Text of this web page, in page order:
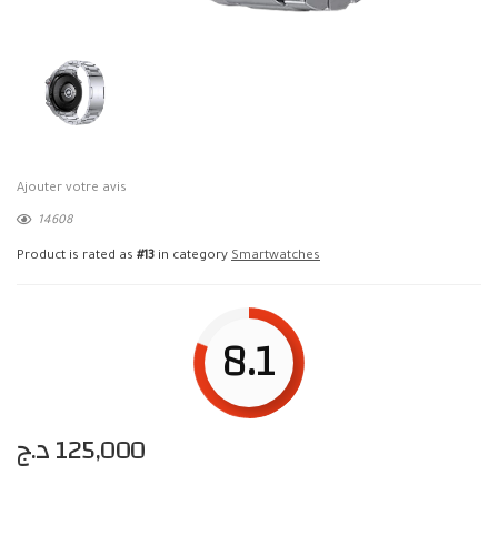
Ajouter votre avis
14608
Product is rated as #13 in category Smartwatches
8.1
125,000د.ج